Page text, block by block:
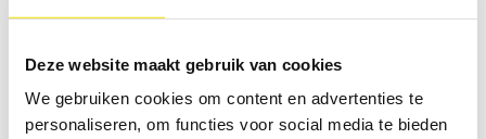
Deze website maakt gebruik van cookies
We gebruiken cookies om content en advertenties te
personaliseren, om functies voor social media te bieden